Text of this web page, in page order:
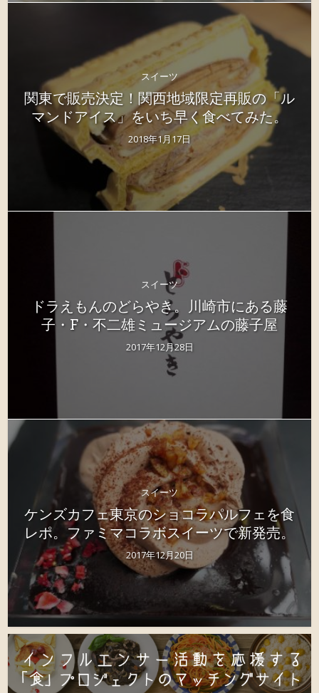
スイーツ
関東で販売決定！関西地域限定再販の「ル
マンドアイス」をいち早く食べてみた。
2018年1月17日
スイーツ
ドラえもんのどらやき。川崎市にある藤
子・F・不二雄ミュージアムの藤子屋
2017年12月28日
スイーツ
ケンズカフェ東京のショコラパルフェを食
レポ。ファミマコラボスイーツで新発売。
2017年12月20日